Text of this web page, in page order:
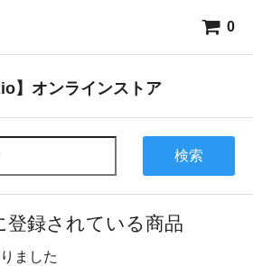
0
】オンラインストア
検索
登録されている商品
ました